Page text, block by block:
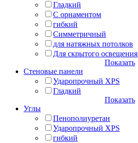
Гладкий
С орнаментом
гибкий
Симметричный
для натяжных потолков
Для скрытого освещения
Показать
Стеновые панели
Ударопрочный XPS
Гладкий
Показать
Углы
Пенополиуретан
Ударопрочный XPS
гибкий